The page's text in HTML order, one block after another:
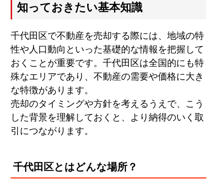
知っておきたい基本知識
千代田区で不動産を売却する際には、地域の特
性や人口動向といった基礎的な情報を把握して
おくことが重要です。千代田区は全国的にも特
殊なエリアであり、不動産の需要や価格に大き
な特徴があります。
売却のタイミングや方針を考えるうえで、こう
した背景を理解しておくと、より納得のいく取
引につながります。
千代田区とはどんな場所？